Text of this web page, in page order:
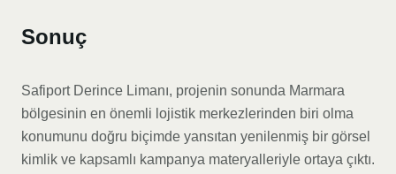
Sonuç
Safiport Derince Limanı, projenin sonunda Marmara
bölgesinin en önemli lojistik merkezlerinden biri olma
konumunu doğru biçimde yansıtan yenilenmiş bir görsel
kimlik ve kapsamlı kampanya materyalleriyle ortaya çıktı.